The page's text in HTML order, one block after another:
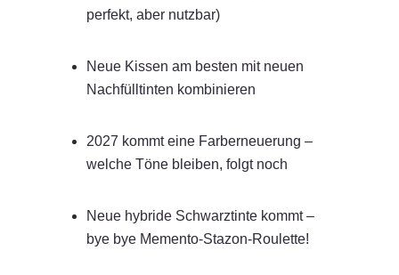
perfekt, aber nutzbar)
Neue Kissen am besten mit neuen
Nachfülltinten kombinieren
2027 kommt eine Farberneuerung –
welche Töne bleiben, folgt noch
Neue hybride Schwarztinte kommt –
bye bye Memento-Stazon-Roulette!